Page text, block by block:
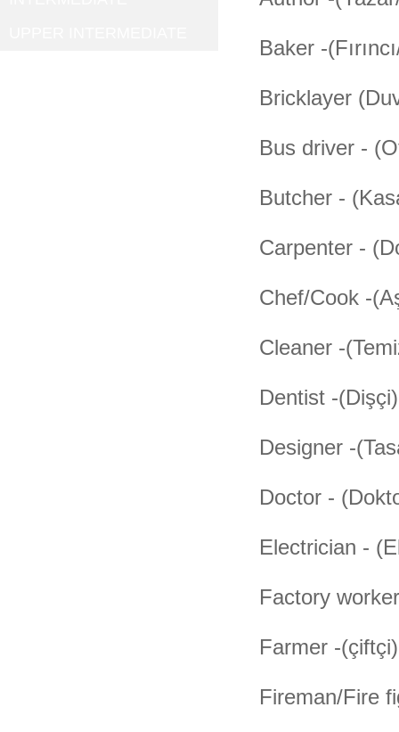
Baker -
Bricklayer
Bus driver -
Butcher -
Carpenter -
Chef/Cook -
Cleaner -
Dentist -(Dişçi)
Designer -
Doctor -
Electrician -
Factory
Farmer -(çiftçi)
Fireman/Fire